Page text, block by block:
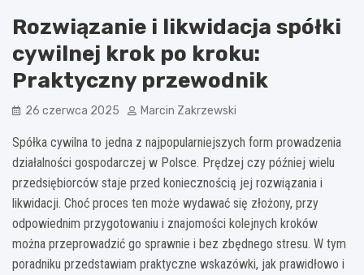
Rozwiązanie i likwidacja spółki
cywilnej krok po kroku:
Praktyczny przewodnik
26 czerwca 2025 Marcin Zakrzewski
Spółka cywilna to jedna z najpopularniejszych form prowadzenia
działalności gospodarczej w Polsce. Prędzej czy później wielu
przedsiębiorców staje przed koniecznością jej rozwiązania i
likwidacji. Choć proces ten może wydawać się złożony, przy
odpowiednim przygotowaniu i znajomości kolejnych kroków
można przeprowadzić go sprawnie i bez zbędnego stresu. W tym
poradniku przedstawiam praktyczne wskazówki, jak prawidłowo i